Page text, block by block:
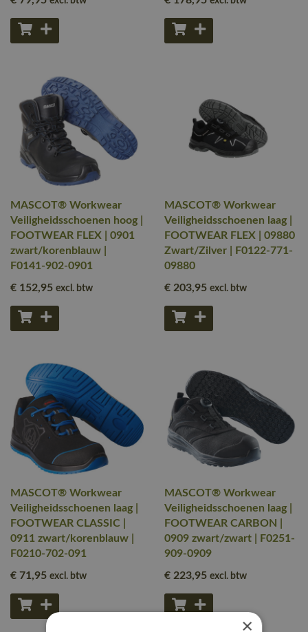
MASCOT® Workwear
Veiligheidsschoenen hoog |
FOOTWEAR FLEX | 0901
zwart/korenblauw |
F0141-902-0901
€ 152,95 excl. btw
MASCOT® Workwear
Veiligheidsschoenen laag |
FOOTWEAR FLEX | 09880
Zwart/Zilver | F0122-771-
09880
€ 203,95 excl. btw
MASCOT® Workwear
Veiligheidsschoenen laag |
FOOTWEAR CLASSIC |
0911 zwart/korenblauw |
F0210-702-091
€ 71,95 excl. btw
MASCOT® Workwear
Veiligheidsschoenen laag |
FOOTWEAR CARBON |
0909 zwart/zwart | F0251-
909-0909
€ 223,95 excl. btw
×